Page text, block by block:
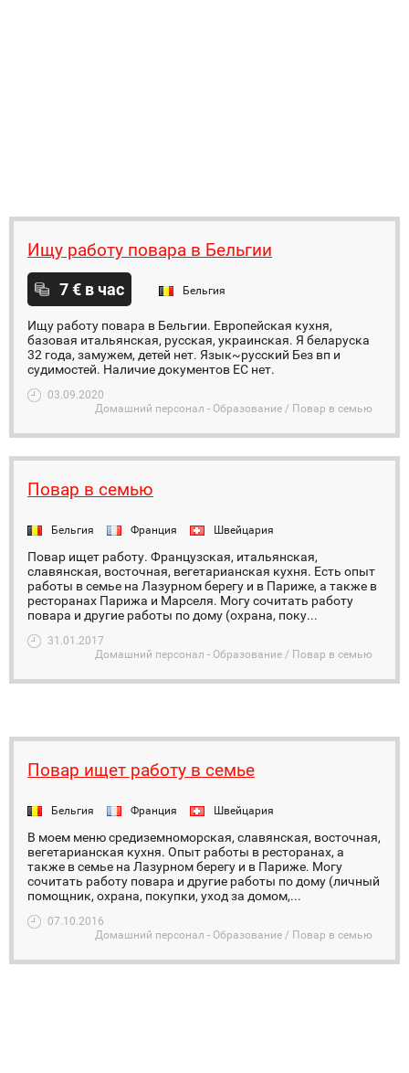
Ищу работу повара в Бельгии
7 € в час Бельгия
Ищу работу повара в Бельгии. Европейская кухня,
базовая итальянская, русская, украинская. Я беларуска
32 года, замужем, детей нет. Язык~русский Без вп и
судимостей. Наличие документов EC нет.
03.09.2020
Домашний персонал - Образование / Повар в семью
Повар в семью
Бельгия Франция Швейцария
Повар ищет работу. Французская, итальянская,
славянская, восточная, вегетарианская кухня. Есть опыт
работы в семье на Лазурном берегу и в Париже, а также в
ресторанах Парижа и Марселя. Могу сочитать работу
повара и другие работы по дому (охрана, поку...
31.01.2017
Домашний персонал - Образование / Повар в семью
Повар ищет работу в семье
Бельгия Франция Швейцария
В моем меню средиземноморская, славянская, восточная,
вегетарианская кухня. Опыт работы в ресторанах, а
также в семье на Лазурном берегу и в Париже. Могу
сочитать работу повара и другие работы по дому (личный
помощник, охрана, покупки, уход за домом,...
07.10.2016
Домашний персонал - Образование / Повар в семью